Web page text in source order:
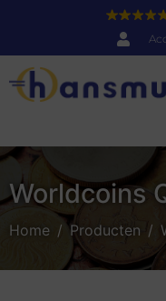
Worldcoins
Home Producten